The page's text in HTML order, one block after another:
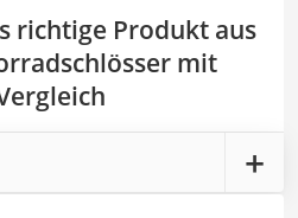
richtige Produkt aus
mit